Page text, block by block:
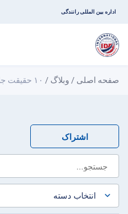
اداره بین المللی رانندگی
صفحه اصلی / وبلاگ / ۱۰ حقیقت جالب درباره رومانی
اشتراک